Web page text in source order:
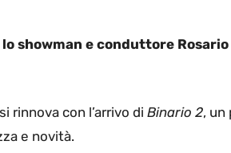
lo showman e conduttore
rinnova con l’arrivo di Binario 2, un
e novità.